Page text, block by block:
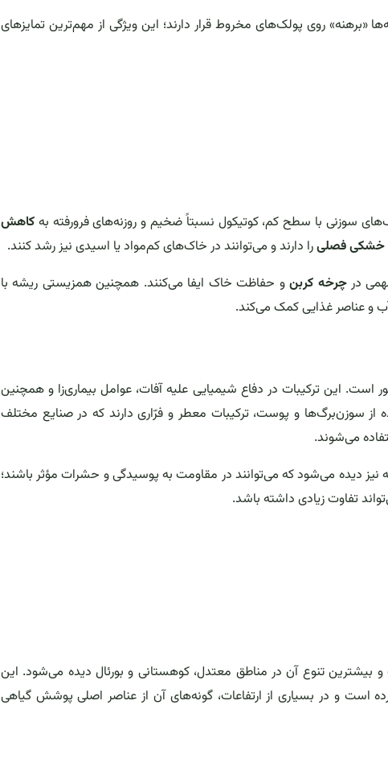
«برهنه» روی پولک‌های مخروط قرار دارند؛ این ویژگی از مهم‌ترین تمایزهای
سوزنی با سطح کم، کوتیکول نسبتاً ضخیم و روزنه‌های فرورفته بهکاهش
و خشکی فصلیرا دارند و می‌توانند در خاک‌های کم‌مواد یا اسیدی نیز رشد کنند.
درچرخه کربنو حفاظت خاک ایفا می‌کنند. همچنین همزیستی ریشه با
و عناصر غذایی کمک می‌کند.
است. این ترکیبات در دفاع شیمیایی علیه آفات، عوامل بیماری‌زا و همچنین
سوزن‌برگ‌ها و پوست، ترکیبات معطر و فرّاری دارند که در صنایع مختلف
می‌شوند.
نیز دیده می‌شود که می‌توانند در مقاومت به پوسیدگی و حشرات مؤثر باشند؛
تفاوت زیادی داشته باشد.
تنوع آن در مناطق معتدل، کوهستانی و بورئال دیده می‌شود. این
است و در بسیاری از ارتفاعات، گونه‌های آن از عناصر اصلی پوشش گیاهی